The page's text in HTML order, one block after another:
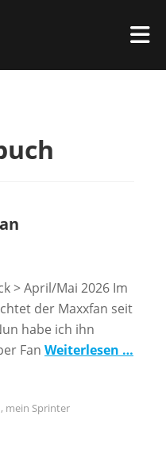
> April/Mai 2026 Im
der Maxxfan seit
habe ich ihn
Fan Weiterlesen …
, mein Sprinter